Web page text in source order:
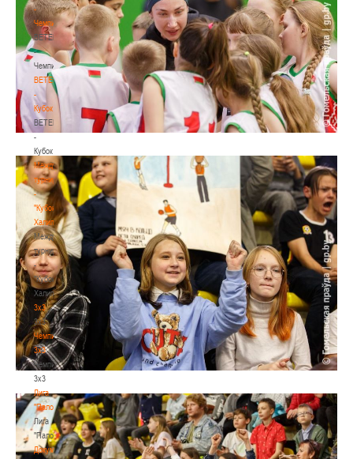
-
Чемпионат
BETERA
-
Чемпионат
BETERA
-
Кубок
BETERA
-
Кубок
Международный
турнир
-
"Кубок
Халипского"
Международный
турнир
-
"Кубок
Халипского"
3x3
3x3
Чемпионат
3х3
Чемпионат
3х3
Лига
"Палова"
Лига
"Палова"
Документы